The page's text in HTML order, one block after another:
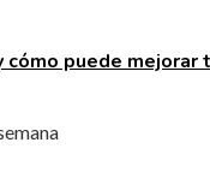
puede mejorar